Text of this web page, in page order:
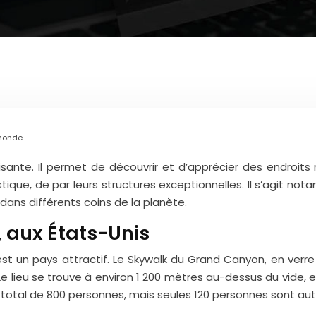
Il permet de découvrir et d’apprécier des
de par leurs structures exceptionnelles. Il s’agit
différents coins de la planète.
aux États-Unis
un pays attractif. Le Skywalk du Grand Canyon, en
lieu se trouve à environ 1 200 mètres au-dessus du
de 800 personnes, mais seules 120 personnes sont